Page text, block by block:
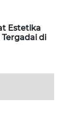
Estetika
di